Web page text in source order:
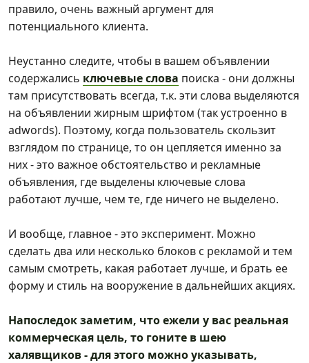
правило, очень важный аргумент для
потенциального клиента.
Неустанно следите, чтобы в вашем объявлении
содержались ключевые слова поиска - они должны
там присутствовать всегда, т.к. эти слова выделяются
на объявлении жирным шрифтом (так устроенно в
adwords). Поэтому, когда пользователь скользит
взглядом по странице, то он цепляется именно за
них - это важное обстоятельство и рекламные
объявления, где выделены ключевые слова
работают лучше, чем те, где ничего не выделено.
И вообще, главное - это эксперимент. Можно
сделать два или несколько блоков с рекламой и тем
самым смотреть, какая работает лучше, и брать ее
форму и стиль на вооружение в дальнейших акциях.
Напоследок заметим, что ежели у вас реальная
коммерческая цель, то гоните в шею
халявщиков - для этого можно указывать,